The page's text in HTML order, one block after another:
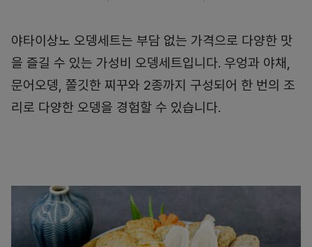
야타이상노 오뎅세트는 부담 없는 가격으로 다양한 맛
을 즐길 수 있는 가성비 오뎅세트입니다. 우엉과 야채,
문어오뎅, 쫄깃한 찌꾸와 2종까지 구성되어 한 번의 조
리로 다양한 오뎅을 경험할 수 있습니다.